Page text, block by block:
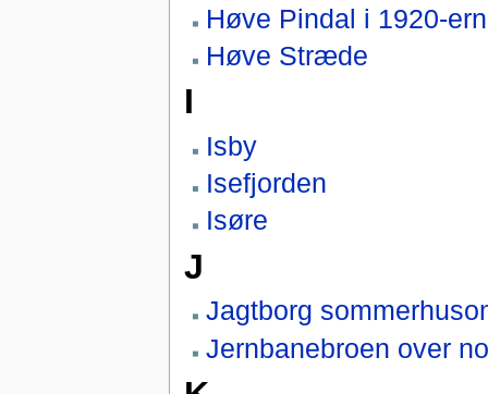
Høve Pindal i 1920-
Høve Stræde
I
Isby
Isefjorden
Isøre
J
Jagtborg
Jernbanebroen over